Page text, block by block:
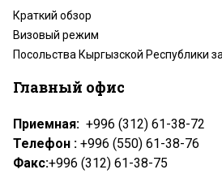
Краткий обзор
Визовый режим
Посольства Кыргызской Республики
Главный офис
Приемная: +996 (312) 61-38-72
Телефон : +996 (550) 61-38-76
Факс:+996 (312) 61-38-75